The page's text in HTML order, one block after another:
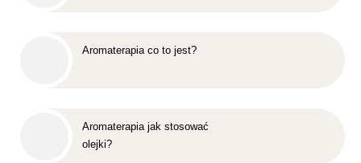
Aromaterapia co to jest?
Aromaterapia jak stosować
olejki?